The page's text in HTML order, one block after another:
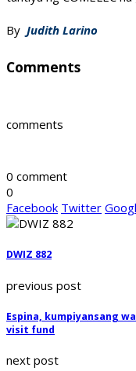
By Judith Larino
Comments
comments
0 comment
0
Facebook Twitter
DWIZ 882
previous post
Espina, kumpiyansang
visit fund
next post